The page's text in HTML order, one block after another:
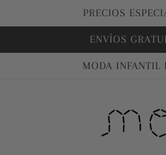
PRECIOS
ENVÍOS
MODA INFANTIL